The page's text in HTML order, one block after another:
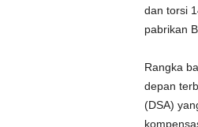
dan torsi
pabrikan
Rangka
depan
(DSA)